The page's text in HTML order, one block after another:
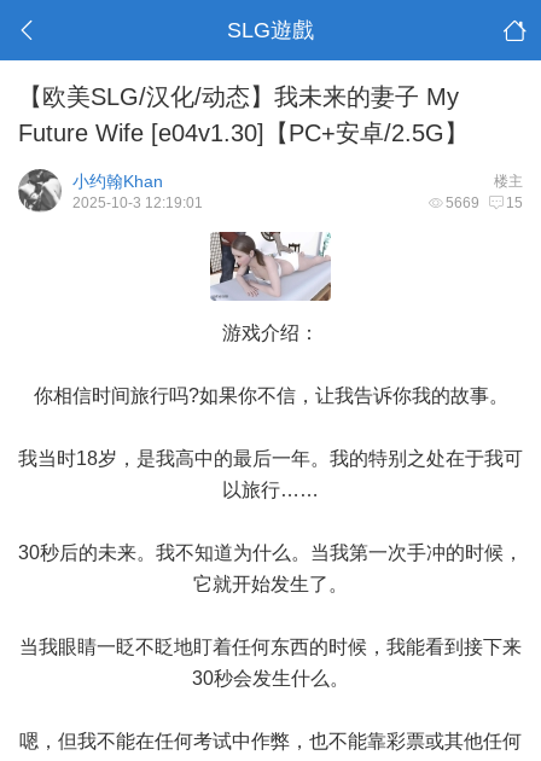
SLG遊戲
【欧美SLG/汉化/动态】我未来的妻子 My
Future Wife [e04v1.30]【PC+安卓/2.5G】
楼主
小约翰Khan
5669 15
2025-10-3 12:19:01
游戏介绍：
你相信时间旅行吗?如果你不信，让我告诉你我的故事。
我当时18岁，是我高中的最后一年。我的特别之处在于我可
以旅行……
30秒后的未来。我不知道为什么。当我第一次手冲的时候，
它就开始发生了。
当我眼睛一眨不眨地盯着任何东西的时候，我能看到接下来
30秒会发生什么。
嗯，但我不能在任何考试中作弊，也不能靠彩票或其他任何